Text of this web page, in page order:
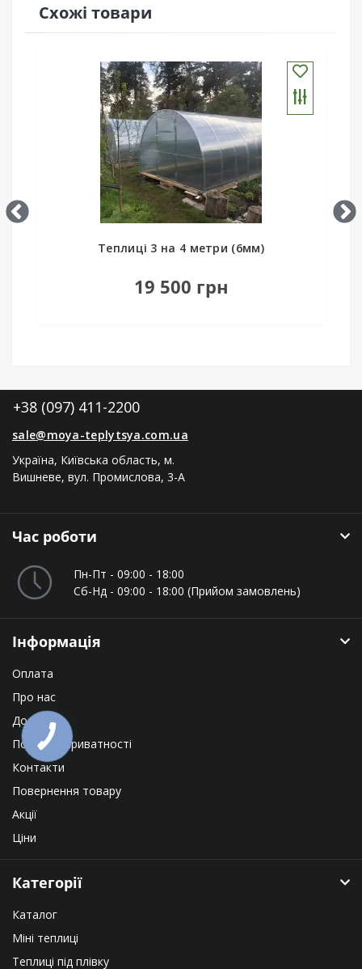
Схожі товари
Теплиці 3 на 4 метри (6мм)
19 500 грн
+38 (097) 411-2200
sale@moya-teplytsya.com.ua
Україна, Київська область, м.
Вишневе, вул. Промислова, 3-А
Час роботи
Пн-Пт - 09:00 - 18:00
Сб-Нд - 09:00 - 18:00 (Прийом замовлень)
Інформація
Оплата
Про нас
Доставка
Політика приватності
Контакти
Повернення товару
Акції
Ціни
Категорії
Каталог
Міні теплиці
Теплиці під плівку